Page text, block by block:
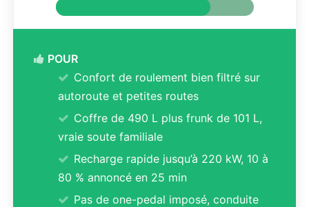
POUR
Confort de roulement bien filtré sur
autoroute et petites routes
Coffre de 490 L plus frunk de 101 L,
vraie soute familiale
Recharge rapide jusqu’à 220 kW, 10 à
80 % annoncé en 25 min
Pas de one-pedal imposé, conduite